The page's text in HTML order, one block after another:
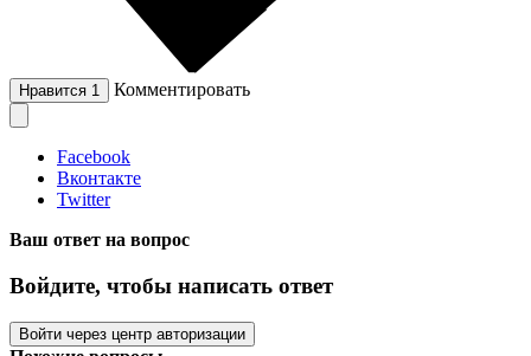
Нравится 1 Комментировать
Facebook
Вконтакте
Twitter
Ваш ответ на вопрос
Войдите, чтобы написать ответ
Войти через центр авторизации